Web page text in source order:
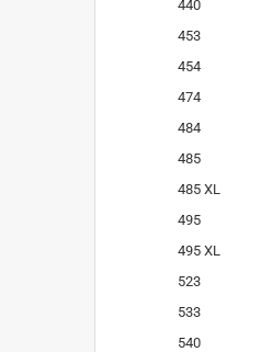
440
453
454
474
484
485
485 XL
495
495 XL
523
533
540